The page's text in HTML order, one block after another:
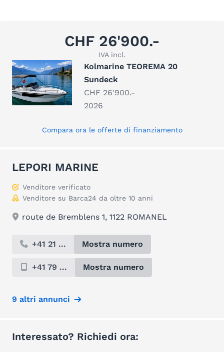
CHF 26'900.-
IVA incl.
Kolmarine TEOREMA 20
Sundeck
CHF 26'900.-
2026
Compara ora le offerte di finanziamento
LEPORI MARINE
Venditore verificato
Venditore su Barca24 da oltre 10 anni
route de Bremblens 1, 1122 ROMANEL
+41 21 ... Mostra numero
+41 79 ... Mostra numero
9 altri annunci
Interessato? Richiedi ora: